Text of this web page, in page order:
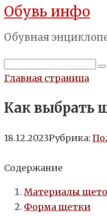
Перейти
контенту
Обувь инфо
Обувная
Поиск:
Главная страница
Как выбрать
18.12.2023Рубрика:
Содержание
Материалы
Форма щетки